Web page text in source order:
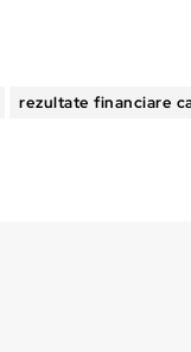
rezultate financiare